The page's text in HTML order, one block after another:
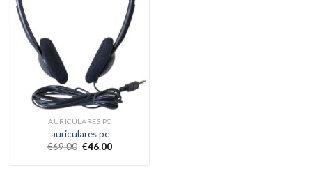
AURICULARES PC
auriculares pc
€69.00 €46.00